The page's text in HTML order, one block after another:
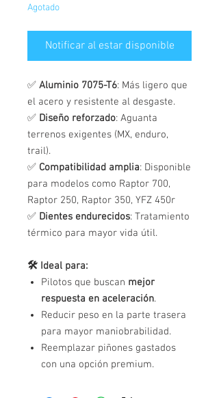
Agotado
Notificar al estar disponible
✅ Aluminio 7075-T6: Más ligero que
el acero y resistente al desgaste.
✅ Diseño reforzado: Aguanta
terrenos exigentes (MX, enduro,
trail).
✅ Compatibilidad amplia: Disponible
para modelos como Raptor 700,
Raptor 250, Raptor 350, YFZ 450r
✅ Dientes endurecidos: Tratamiento
térmico para mayor vida útil.
🛠️ Ideal para:
Pilotos que buscan mejor
respuesta en aceleración.
Reducir peso en la parte trasera
para mayor maniobrabilidad.
Reemplazar piñones gastados
con una opción premium.